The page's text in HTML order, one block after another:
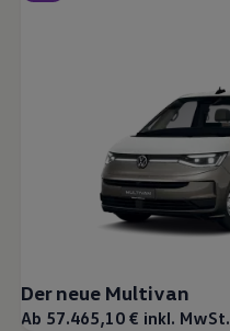
Der neue Multivan
Ab 57.465,10 € inkl. MwSt.